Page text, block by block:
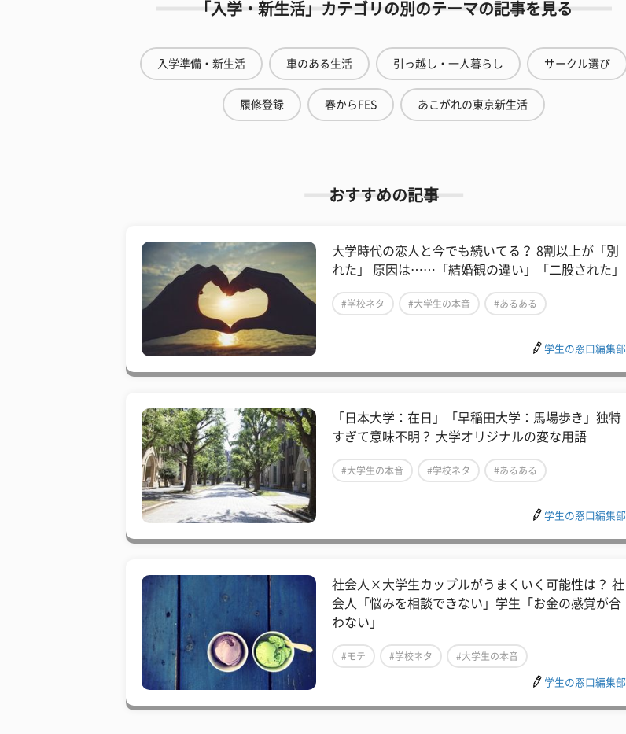
「入学・新生活」カテゴリの別のテーマの記事を見る
入学準備・新生活 車のある生活 引っ越し・一人暮らし サークル選び
履修登録 春からFES あこがれの東京新生活
おすすめの記事
大学時代の恋人と今でも続いてる？ 8割以上が「別
れた」 原因は……「結婚観の違い」「二股された」
#学校ネタ #大学生の本音 #あるある
学生の窓口編集部
​「日本大学：在日」「早稲田大学：馬場歩き」独特
すぎて意味不明？ 大学オリジナルの変な用語
#大学生の本音 #学校ネタ #あるある
学生の窓口編集部
​社会人×大学生カップルがうまくいく可能性は？ 社
会人「悩みを相談できない」学生「お金の感覚が合
わない」
#モテ #学校ネタ #大学生の本音
学生の窓口編集部